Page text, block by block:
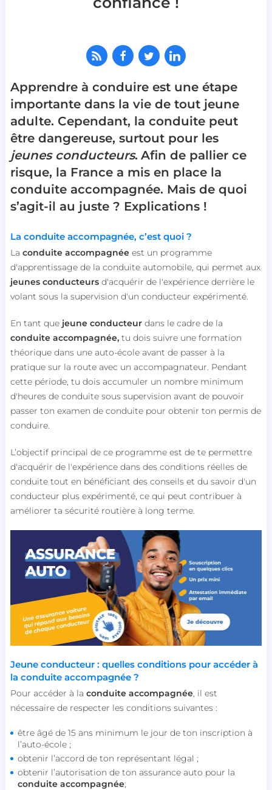
Apprendre à conduire est une étape
importante dans la vie de tout jeune
adulte. Cependant, la conduite peut
être dangereuse, surtout pour les
jeunes conducteurs. Afin de pallier ce
risque, la France a mis en place la
conduite accompagnée. Mais de quoi
s’agit-il au juste ? Explications !
La conduite accompagnée, c’est quoi ?
La conduite accompagnéeest un programme
d'apprentissage de la conduite automobile, qui permet aux
jeunes conducteursd'acquérir de l'expérience derrière le
volant sous la supervision d'un conducteur expérimenté.
En tant que jeune conducteurdans le cadre de la
conduite accompagnée, tu dois suivre une formation
théorique dans une auto-école avant de passer à la
pratique sur la route avec un accompagnateur. Pendant
cette période, tu dois accumuler un nombre minimum
d'heures de conduite sous supervision avant de pouvoir
passer ton examen de conduite pour obtenir ton permis de
conduire.
L’objectif principal de ce programme est de te permettre
d'acquérir de l'expérience dans des conditions réelles de
conduite tout en bénéficiant des conseils et du savoir d'un
conducteur plus expérimenté, ce qui peut contribuer à
améliorer ta sécurité routière à long terme.
Jeune conducteur : quelles conditions pour accéder à
la conduite accompagnée ?
Pour accéder à la conduite accompagnée, il est
nécessaire de respecter les conditions suivantes :
être âgé de 15 ans minimum le jour de ton inscription à
l’auto-école ;
obtenir l’accord de ton représentant légal ;
obtenir l’autorisation de ton assurance auto pour la
conduite accompagnée;